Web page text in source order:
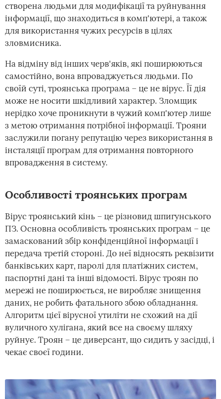
створена людьми для модифікації та руйнування
інформації, що знаходиться в комп'ютері, а також
для використання чужих ресурсів в цілях
зловмисника.
На відміну від інших черв'яків, які поширюються
самостійно, вона впроваджується людьми. По
своїй суті, троянська програма – це не вірус. Її дія
може не носити шкідливий характер. Зломщик
нерідко хоче проникнути в чужий комп'ютер лише
з метою отримання потрібної інформації. Трояни
заслужили погану репутацію через використання в
інсталяції програм для отримання повторного
впровадження в систему.
Особливості троянських програм
Вірус троянський кінь – це різновид шпигунського
ПЗ. Основна особливість троянських програм – це
замаскований збір конфіденційної інформації і
передача третій стороні. До неї відносять реквізити
банківських карт, паролі для платіжних систем,
паспортні дані та інші відомості. Вірус троян по
мережі не поширюється, не виробляє знищення
даних, не робить фатального збою обладнання.
Алгоритм цієї вірусної утиліти не схожий на дії
вуличного хулігана, який все на своєму шляху
руйнує. Троян – це диверсант, що сидить у засідці, і
чекає своєї години.